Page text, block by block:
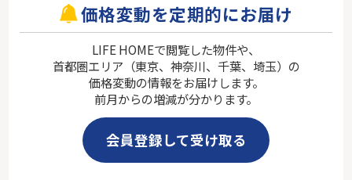
価格変動を定期的にお届け
LIFE HOMEで閲覧した物件や、
首都圏エリア（東京、神奈川、千葉、埼玉）の
価格変動の情報をお届けします。
前月からの増減が分かります。
会員登録して受け取る